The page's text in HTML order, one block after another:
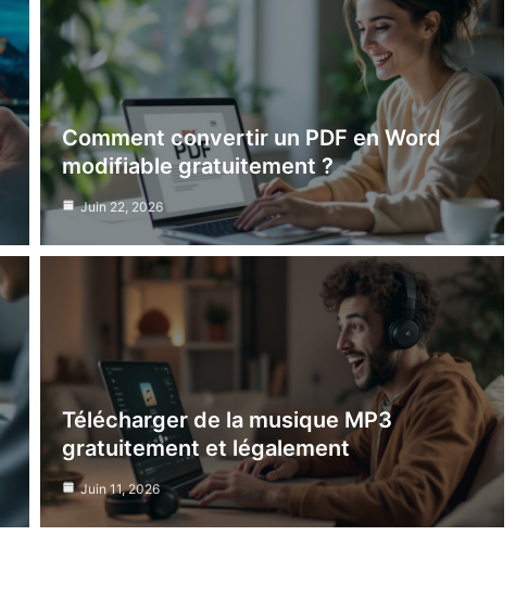
Comment convertir un PDF en Word
modifiable gratuitement ?
Juin 22, 2026
Télécharger de la musique MP3
gratuitement et légalement
Juin 11, 2026